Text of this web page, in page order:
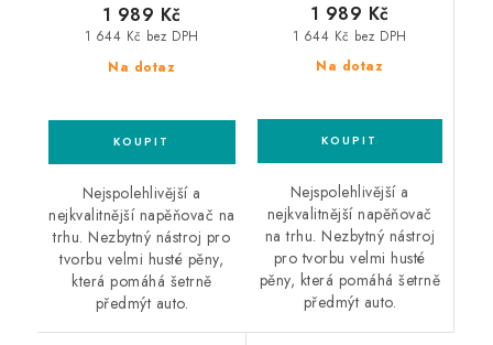
Na dotaz
1 644 Kč bez DPH
1 989 Kč
Nejspolehlivější a
nejkvalitnější napěňovač na
trhu. Nezbytný nástroj pro
tvorbu velmi husté pěny,
která pomáhá šetrně
předmýt auto.
Na dotaz
1 644 Kč bez DPH
1 989 Kč
Nejspolehlivější a
nejkvalitnější napěňovač
na trhu. Nezbytný nástroj
pro tvorbu velmi husté
pěny, která pomáhá šetrně
předmýt auto.